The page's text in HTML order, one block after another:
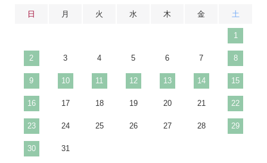
日 月 火 水 木 金 土
1
2 3 4 5 6 7 8
9 10 11 12 13 14 15
16 17 18 19 20 21 22
23 24 25 26 27 28 29
30 31